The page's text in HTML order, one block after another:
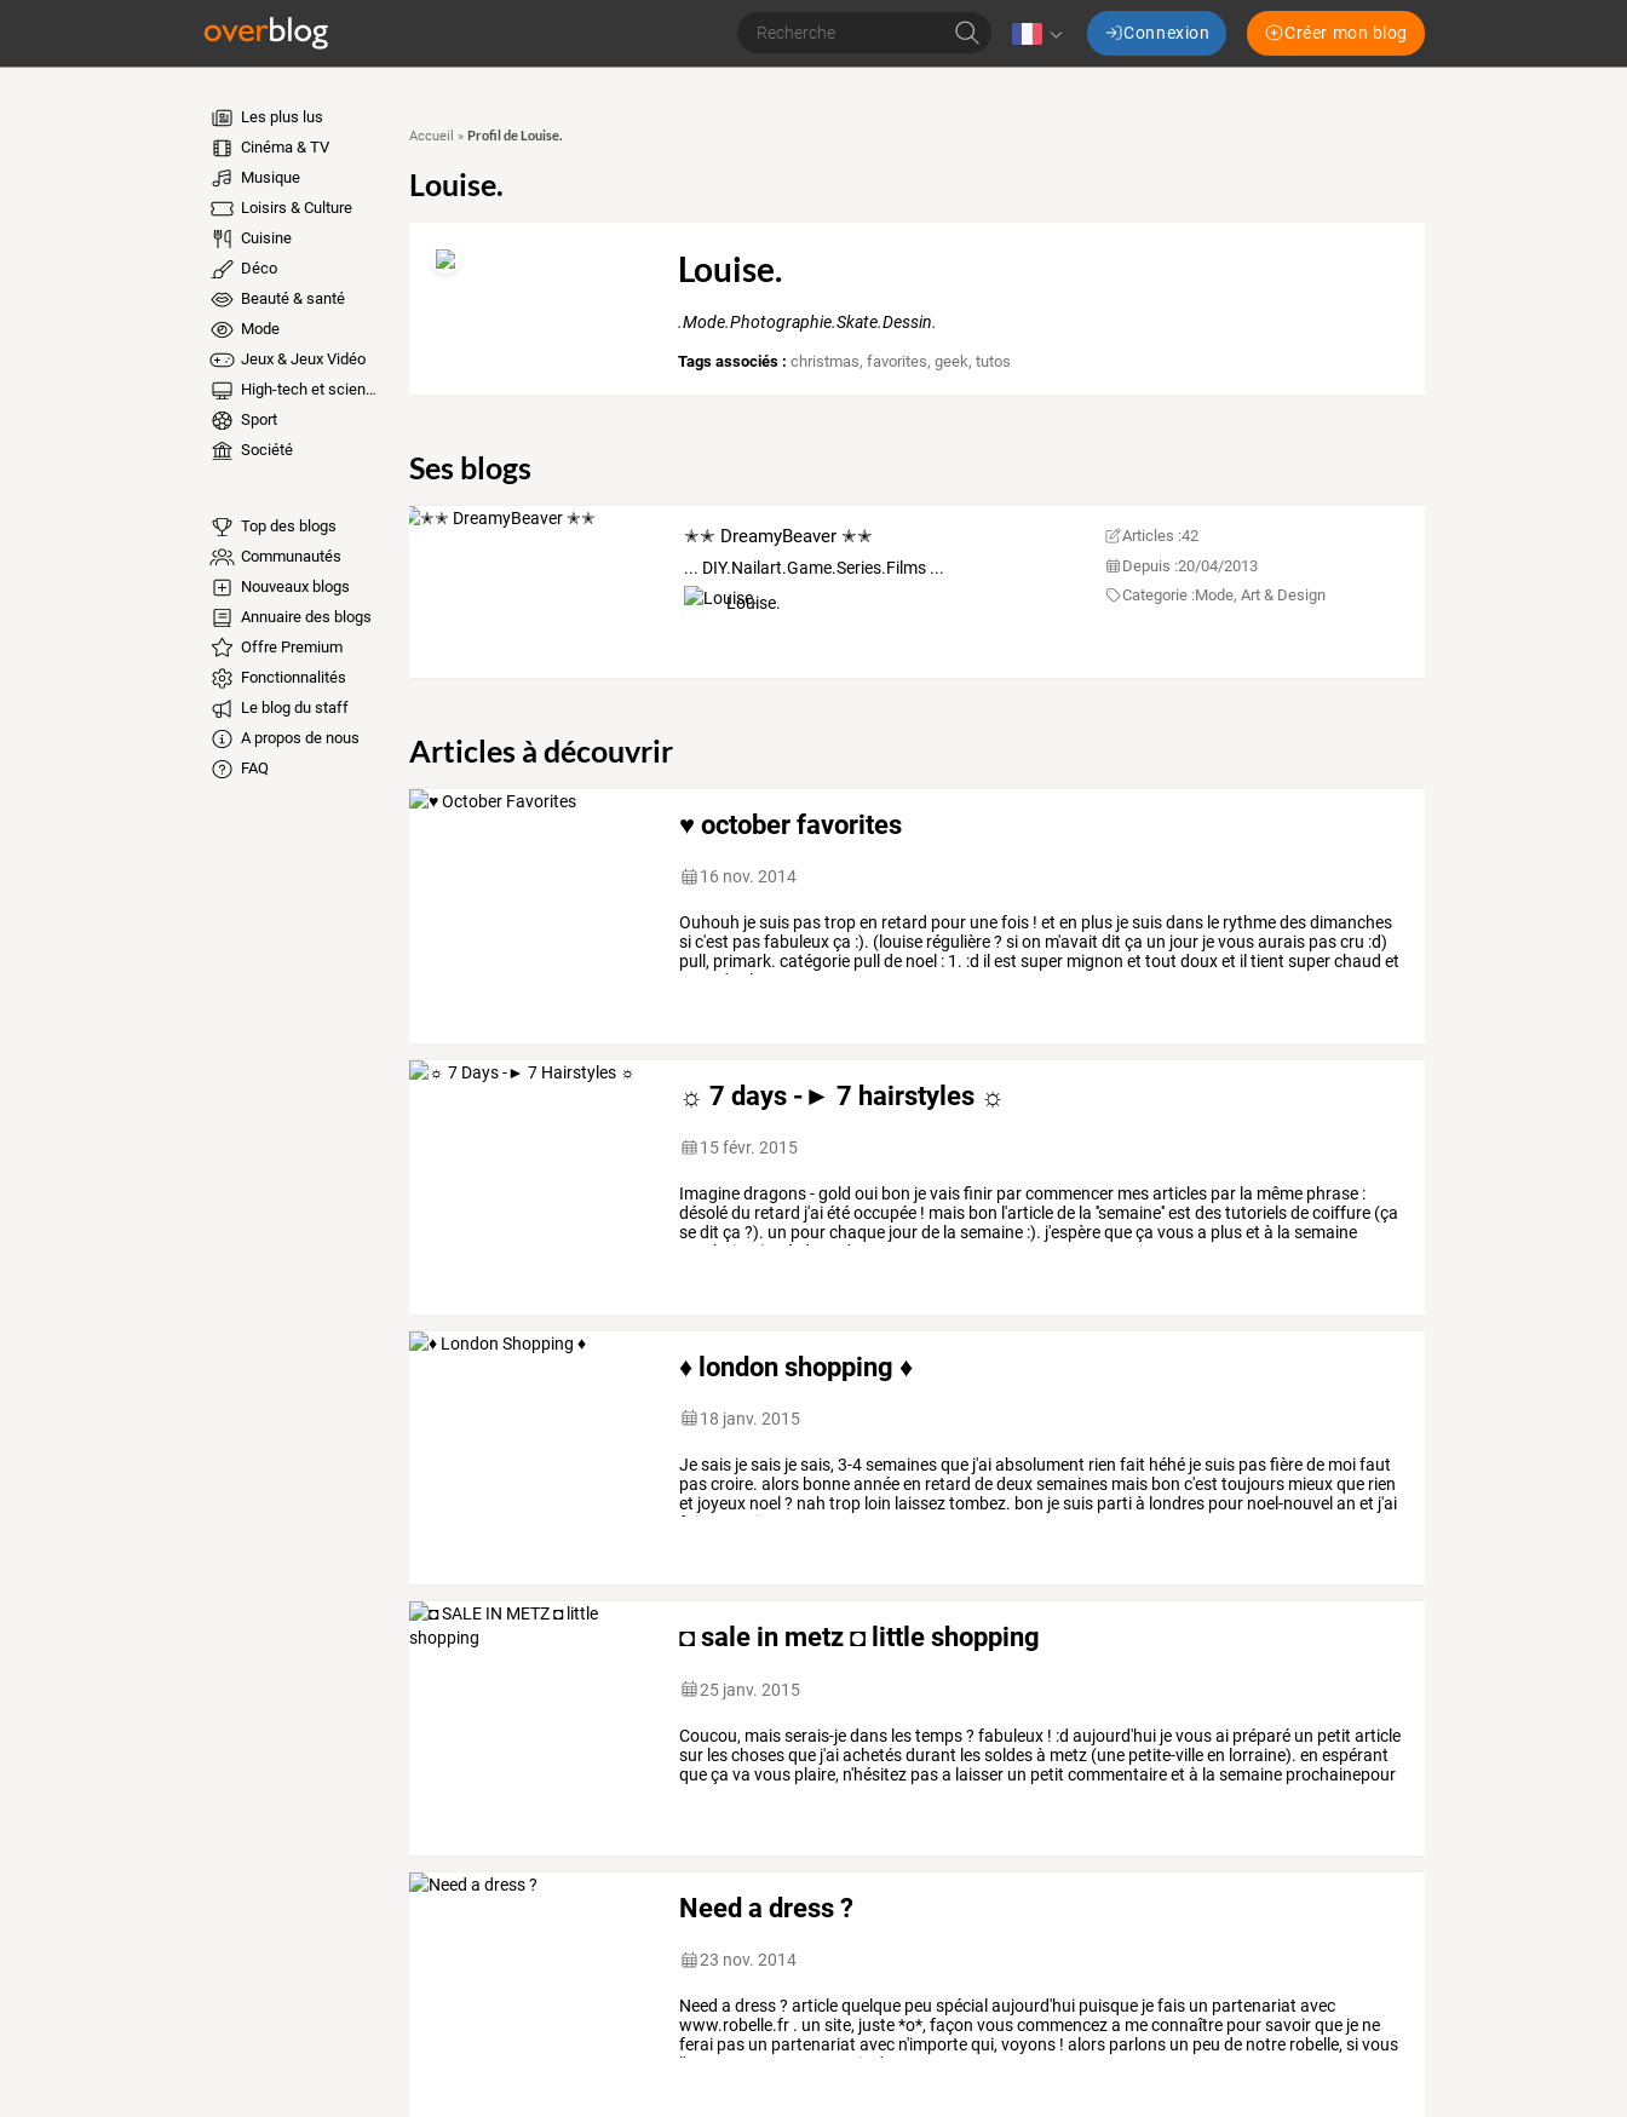
Connexion Créer mon blog
Les plus lus
Cinéma & TV
Musique
Loisirs & Culture
Cuisine
Déco
Beauté & santé
Mode
Jeux & Jeux Vidéo
High-tech et sciences
Sport
Société
Top des blogs
Communautés
Nouveaux blogs
Annuaire des blogs
Offre Premium
Fonctionnalités
Le blog du staff
A propos de nous
FAQ
Accueil » Profil de Louise.
Louise.
Louise.
.Mode.Photographie.Skate.Dessin.
Tags associés : christmas,favorites,geek,tutos
Ses blogs
✭✭ DreamyBeaver ✭✭
... DIY.Nailart.Game.Series.Films ...
Louise.
Articles :42
Depuis :20/04/2013
Categorie :Mode, Art & Design
Articles à découvrir
♥ october favorites
16 nov. 2014
Ouhouh jesuis pastropen retard pour unefois ! et en plus jesuisdans le rythmedesdimanches
sic'est pasfabuleuxça :). (louise régulière? sion m'avait dit ça un jour jevousaurais pascru :d)
pull, primark. catégorie pull de noel : 1. :d il est super mignon et tout douxet il tient superchaud et
attendez
le
☼ 7 days -► 7 hairstyles ☼
15 févr. 2015
Imaginedragons-gold oui bon jevaisfinir parcommencer mesarticles par la même phrase :
désolédu retard j'aiétéoccupée ! mais bon l'articlede la ''semaine''est destutorielsdecoiffure (ça
sedit ça ?). un pourchaque jourde la semaine :). j'espèrequeça vousa pluset à la semaine
prochaine
(ou à dans deux
♦ london shopping ♦
18 janv. 2015
Jesais jesais jesais, 3-4semainesque j'aiabsolument rien fait héhé jesuis pasfièrede moifaut
pascroire. alors bonneannéeen retard dedeuxsemaines mais bon c'est toujours mieuxque rien
et joyeux noel ? nah trop loin laisseztombez. bon jesuis partià londres pour noel-nouvel an et j'ai
fait
petit
◘ sale in metz ◘ little shopping
25 janv. 2015
Coucou, maisserais-jedans lestemps? fabuleux ! :d aujourd'hui jevousai préparé un petit article
sur leschosesque j'aiachetésdurant lessoldesà metz (une petite-villeen lorraine). en espérant
queça va vous plaire, n'hésitez pasa laisser un petit commentaireet à la semaine prochainepour
Need a dress ?
23 nov. 2014
Need a dress? articlequelque peu spécial aujourd'hui puisque jefais un partenariat avec
www.robelle.fr . un site, juste*o*,façon vouscommenceza meconnaître poursavoirque je ne
ferai pas un partenariat avec n'importequi,voyons ! alors parlons un peu de notre robelle,sivous
l'avez
compris du